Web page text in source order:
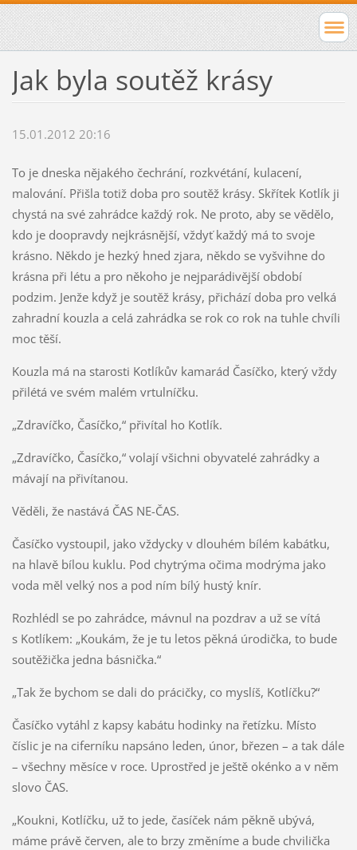
Jak byla soutěž krásy
15.01.2012 20:16
To je dneska nějakého čechrání, rozkvétání, kulacení,
malování. Přišla totiž doba pro soutěž krásy. Skřítek Kotlík ji
chystá na své zahrádce každý rok. Ne proto, aby se vědělo,
kdo je doopravdy nejkrásnější, vždyť každý má to svoje
krásno. Někdo je hezký hned zjara, někdo se vyšvihne do
krásna při létu a pro někoho je nejparádivější období
podzim. Jenže když je soutěž krásy, přichází doba pro velká
zahradní kouzla a celá zahrádka se rok co rok na tuhle chvíli
moc těší.
Kouzla má na starosti Kotlíkův kamarád Časíčko, který vždy
přilétá ve svém malém vrtulníčku.
„Zdravíčko, Časíčko,“ přivítal ho Kotlík.
„Zdravíčko, Časíčko,“ volají všichni obyvatelé zahrádky a
mávají na přivítanou.
Věděli, že nastává ČAS NE-ČAS.
Časíčko vystoupil, jako vždycky v dlouhém bílém kabátku,
na hlavě bílou kuklu. Pod chytrýma očima modrýma jako
voda měl velký nos a pod ním bílý hustý knír.
Rozhlédl se po zahrádce, mávnul na pozdrav a už se vítá
s Kotlíkem: „Koukám, že je tu letos pěkná úrodička, to bude
soutěžička jedna básnička.“
„Tak že bychom se dali do prácičky, co myslíš, Kotlíčku?“
Časíčko vytáhl z kapsy kabátu hodinky na řetízku. Místo
číslic je na ciferníku napsáno leden, únor, březen – a tak dále
– všechny měsíce v roce. Uprostřed je ještě okénko a v něm
slovo ČAS.
„Koukni, Kotlíčku, už to jede, časíček nám pěkně ubývá,
máme právě červen, ale to brzy změníme a bude chvilička